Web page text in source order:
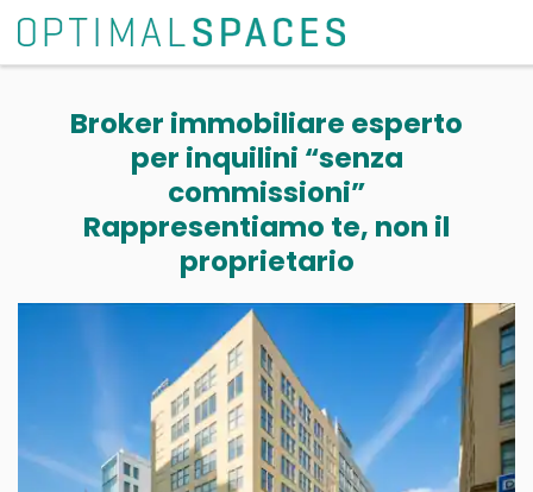
Broker immobiliare esperto
per inquilini “senza
commissioni”
Rappresentiamo te, non il
proprietario